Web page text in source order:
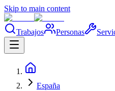
Skip to main content
Trabajos Personas
España